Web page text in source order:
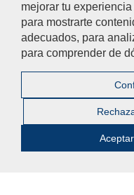
mejorar tu
para mostrarte
adecuados, para
para comprender de
Si tienes
© 2019 Universidad Pablo